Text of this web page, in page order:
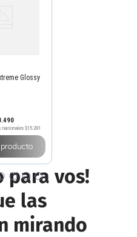
Glossy
.490
nacionales $15.281
para vos!
las
mirando